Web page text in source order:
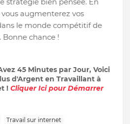
stratégie bien pensée. En
augmenterez vos
le monde compétitif de
chance !
45 Minutes par Jour, Voici
d'Argent en Travaillant à
! Cliquer Ici pour Démarrer
Travail sur internet